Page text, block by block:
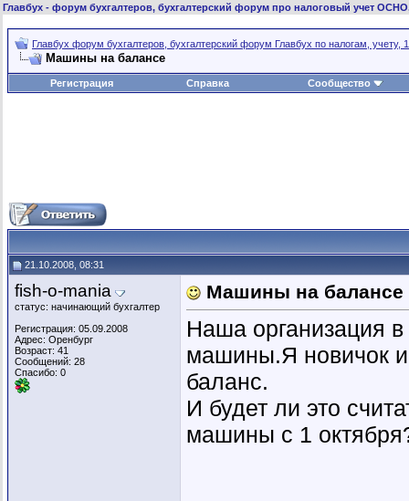
Главбух - форум бухгалтеров, бухгалтерский форум про налоговый учет
Главбух форум бухгалтеров, бухгалтерский форум Главбух по налогам, учету,
Машины на балансе
Регистрация Справка Сообщество
21.10.2008, 08:31
fish-o-mania
статус: начинающий бухгалтер
Регистрация: 05.09.2008
Адрес: Оренбург
Возраст: 41
Сообщений: 28
Спасибо: 0
Машины на балансе
Наша организация в
машины.Я новичок
баланс.
И будет ли это
машины с 1